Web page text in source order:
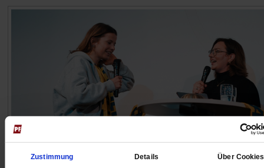
Zustimmung Details Über Cookies